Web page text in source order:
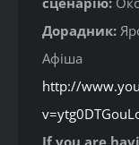
Дорадник:
Афіша
http://